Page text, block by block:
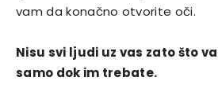
vam da konačno otvorite oči.
Nisu svi ljudi uz vas zato što
samo dok im trebate.